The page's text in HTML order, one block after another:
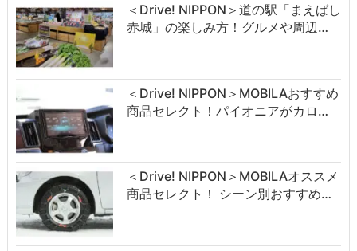
＜Drive! NIPPON＞道の駅「まえばし
赤城」の楽しみ方！グルメや周辺…
＜Drive! NIPPON＞MOBILAおすすめ
商品セレクト！パイオニアがカロ…
＜Drive! NIPPON＞MOBILAオススメ
商品セレクト！ シーン別おすすめ…